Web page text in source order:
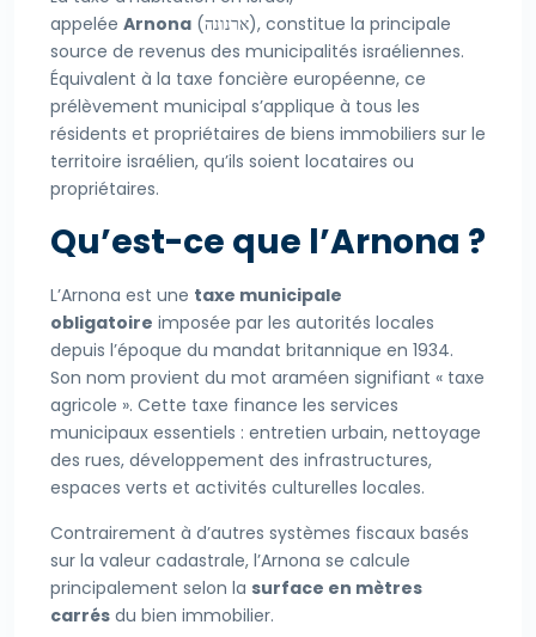
appelée Arnona (ארנונה), constitue la principale
source de revenus des municipalités israéliennes.
Équivalent à la taxe foncière européenne, ce
prélèvement municipal s’applique à tous les
résidents et propriétaires de biens immobiliers sur le
territoire israélien, qu’ils soient locataires ou
propriétaires.
Qu’est-ce que l’Arnona ?
L’Arnona est une taxe municipale
obligatoire imposée par les autorités locales
depuis l’époque du mandat britannique en 1934.
Son nom provient du mot araméen signifiant « taxe
agricole ». Cette taxe finance les services
municipaux essentiels : entretien urbain, nettoyage
des rues, développement des infrastructures,
espaces verts et activités culturelles locales.
Contrairement à d’autres systèmes fiscaux basés
sur la valeur cadastrale, l’Arnona se calcule
principalement selon la surface en mètres
carrés du bien immobilier.